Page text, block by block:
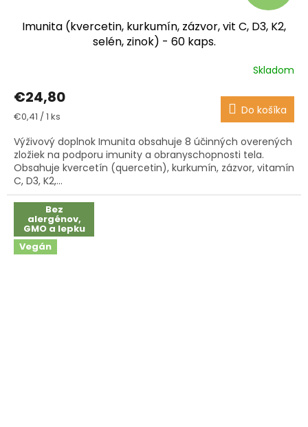
Imunita (kvercetin, kurkumín, zázvor, vit C, D3, K2,
selén, zinok) - 60 kaps.
produktu
je
4,5
z
5
hviezdičiek.
Skladom
€24,80
Jednotková
€0,41 / 1 ks Do košíka
Výživový doplnok Imunita obsahuje 8 účinných overených
zložiek na podporu imunity a obranyschopnosti tela.
Obsahuje kvercetín (quercetin), kurkumín, zázvor, vitamín
C, D3, K2,...
Bez
alergénov,
GMO a lepku
Vegán